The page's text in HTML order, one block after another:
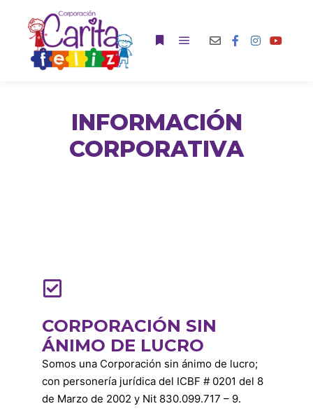
INFORMACIÓN
CORPORATIVA
CORPORACIÓN SIN
ÁNIMO DE LUCRO
Somos una Corporación sin ánimo de lucro;
con personería jurídica del ICBF # 0201 del 8
de Marzo de 2002 y Nit 830.099.717 – 9.